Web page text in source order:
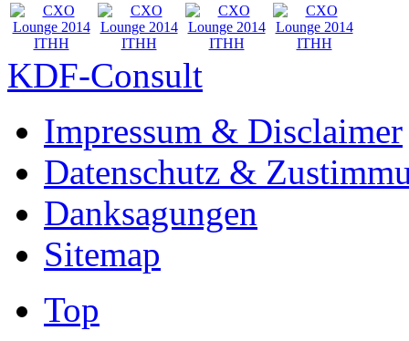
KDF-Consult
Impressum & Disclaimer
Datenschutz &
Danksagungen
Sitemap
Top